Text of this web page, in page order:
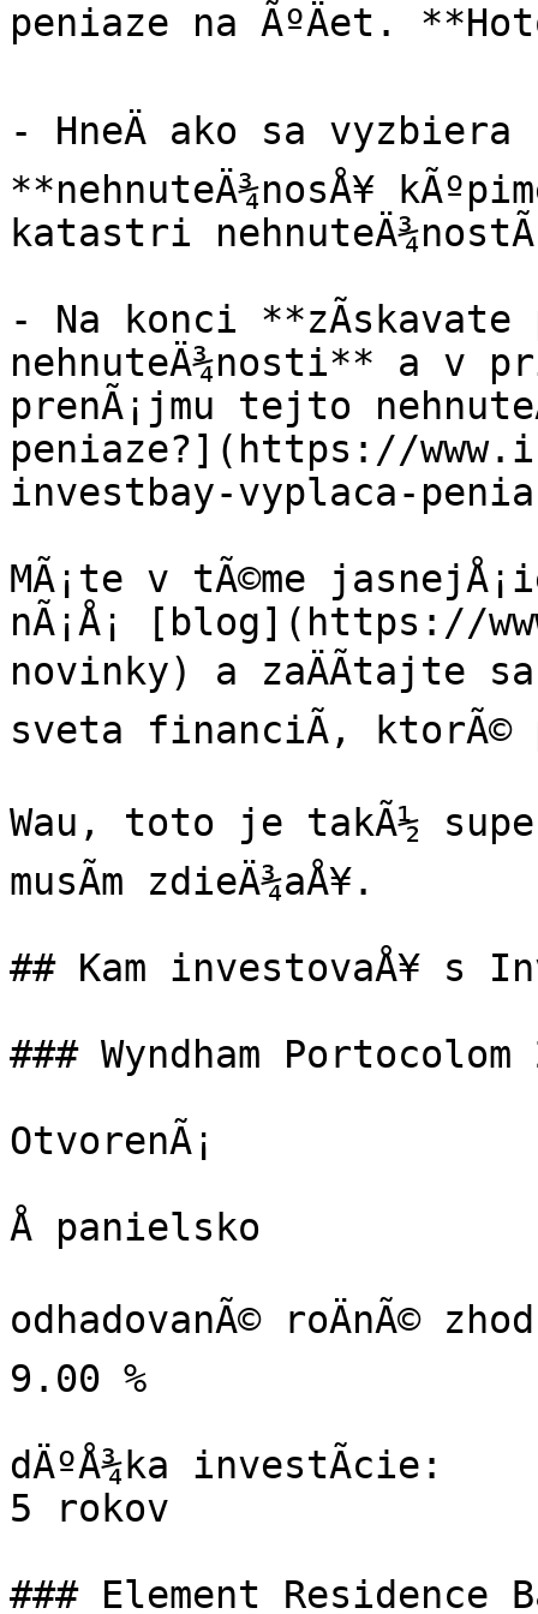
peniaze na ÃºÄet.
- HneÄ ako sa vyzbiera
**nehnuteÄ¾nosÅ¥
katastri
- Na konci
nehnuteÄ¾nosti** a v
prenÃ¡jmu tejto
peniaze?](https://
investbay-vyplaca-
MÃ¡te v tÃ©me
nÃ¡Å¡ [blog](https://
novinky) a zaÄÃ­tajte sa
sveta financiÃ­, ktorÃ©
Wau, toto je takÃ½ super
musÃ­m zdieÄ¾aÅ¥.
## Kam investovaÅ¥ s
### Wyndham
OtvorenÃ¡
Å panielsko
odhadovanÃ© roÄnÃ©
9.00 %
dÄºÅ¾ka investÃ­cie:
5 rokov
### Element